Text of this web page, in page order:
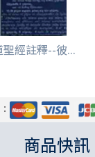
聖經註釋--彼...
商品快訊